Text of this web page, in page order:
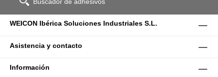
Buscador de adhesivos
WEICON Ibérica Soluciones Industriales S.L.
Asistencia y contacto
Información